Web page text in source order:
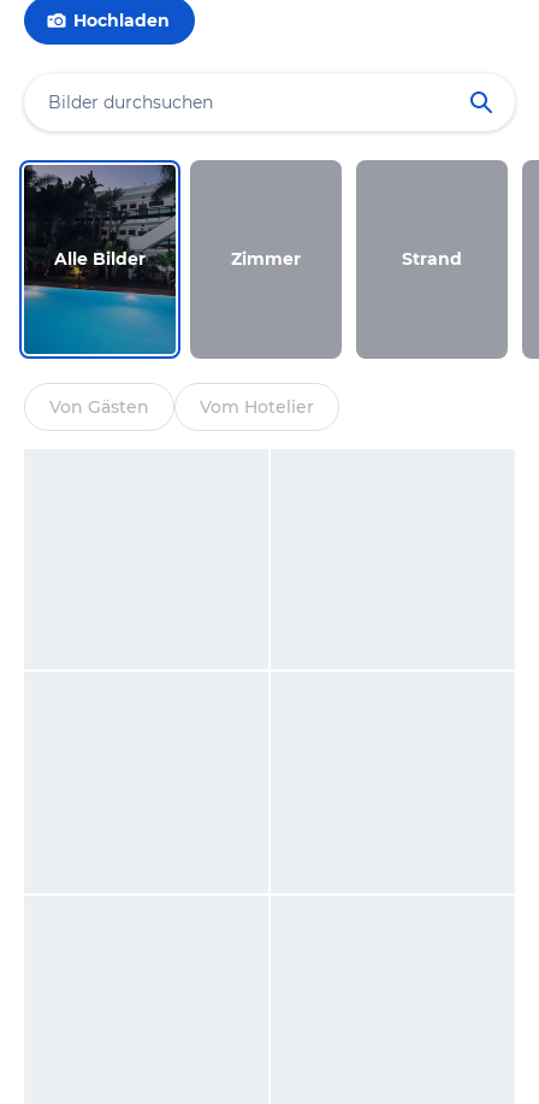
Hochladen
Alle Bilder Zimmer Strand
Von Gästen Vom Hotelier